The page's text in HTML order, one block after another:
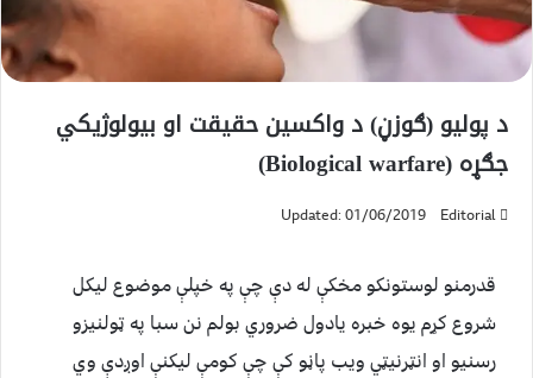
د پولیو (ګوزڼ) د واکسین حقیقت او بیولوژیکي
جګړه (Biological warfare)
Editorial
Updated: 01/06/2019
قدرمنو لوستونکو مخکې له دې چې په خپلې موضوع لیکل
شروع کړم یوه خبره یادول ضروري بولم نن سبا په ټولنیزو
رسنیو او انټرنیټي ویب پاڼو کې چې کومې لیکنې اوږدې وي